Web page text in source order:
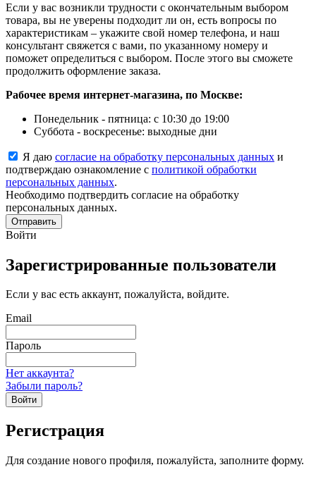
Если у вас возникли трудности с окончательным выбором
товара, вы не уверены подходит ли он, есть вопросы по
характеристикам – укажите свой номер телефона, и наш
консультант свяжется с вами, по указанному номеру и
поможет определиться с выбором. После этого вы сможете
продолжить оформление заказа.
Рабочее время интернет-магазина, по Москве:
Понедельник - пятница: с 10:30 до 19:00
Суббота - воскресенье: выходные дни
Я даю согласие на обработку персональных данных и
подтверждаю ознакомление с политикой обработки
персональных данных.
Необходимо подтвердить согласие на обработку
персональных данных.
Отправить
Войти
Зарегистрированные пользователи
Если у вас есть аккаунт, пожалуйста, войдите.
Email
Пароль
Нет аккаунта?
Забыли пароль?
Войти
Регистрация
Для создание нового профиля, пожалуйста, заполните форму.